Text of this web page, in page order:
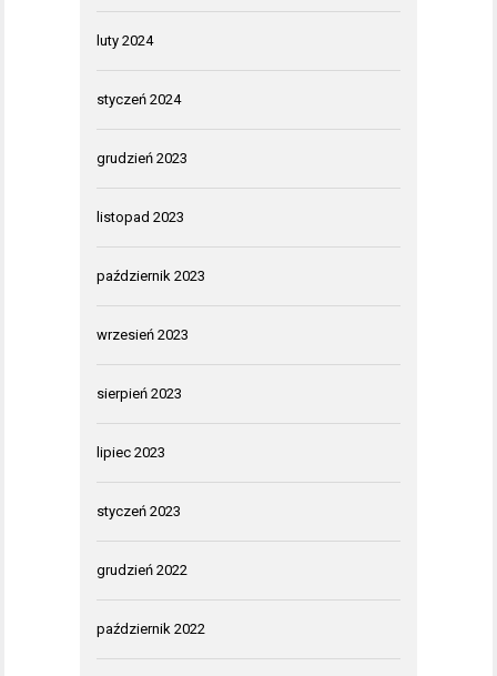
luty 2024
styczeń 2024
grudzień 2023
listopad 2023
październik 2023
wrzesień 2023
sierpień 2023
lipiec 2023
styczeń 2023
grudzień 2022
październik 2022